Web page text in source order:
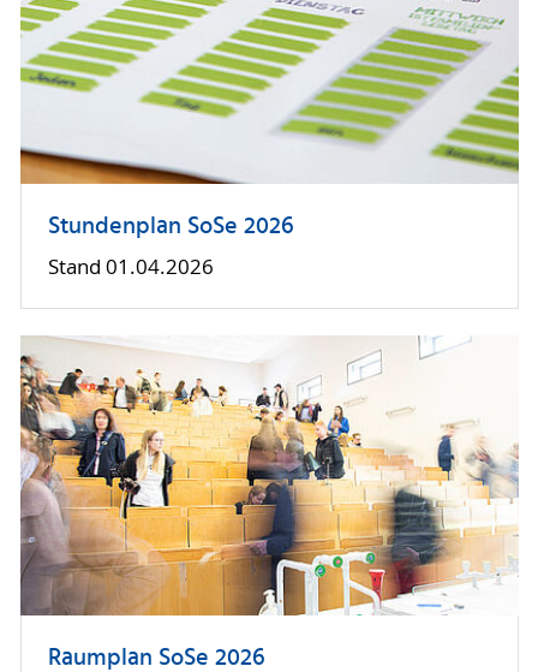
Stundenplan SoSe 2026
Stand 01.04.2026
Raumplan SoSe 2026